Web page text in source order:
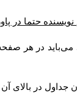
نویسنده حتما در
می‌باید در هر
جداول در بالای